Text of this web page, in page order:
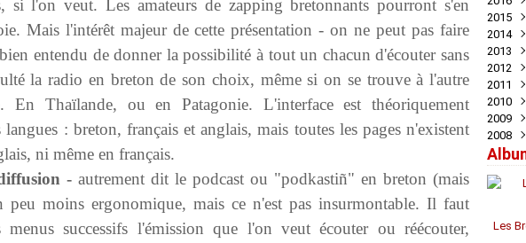
si l'on veut. Les amateurs de zapping bretonnants pourront s'en
Mais l'intérêt majeur de cette présentation - on ne peut pas faire
entendu de donner la possibilité à tout un chacun d'écouter sans
la radio en breton de son choix, même si on se trouve à l'autre
En Thaïlande, ou en Patagonie. L'interface est théoriquement
: breton, français et anglais, mais toutes les pages n'existent
ni même en français.
- autrement dit le podcast ou "podkastiñ" en breton (mais
moins ergonomique, mais ce n'est pas insurmontable. Il faut
menus successifs l'émission que l'on veut écouter ou réécouter,
Avril
Mars
Avril
Mars
Juin
Mai
Avril
Mars
Juin
Mai
Avril
Mars
Août
Juin
Mai
Avril
Mars
Août
Juin
Mai
Mars
Août
Juin
Mai
Avril
Mars
Août
Juin
Mai
Mars
Août
Juin
Mai
2015
Août
Mai
Avril
2014
Août
Juin
Mai
Avril
2013
Août
Juin
Mai
Avril
2012
Juin
Avril
2011
Mai
2010
Mai
2009
Juin
2008
Août
Les